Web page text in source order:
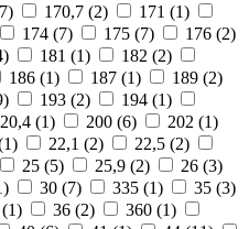
) 170,7 (2) 171 (1)
174 (7) 175 (7) 176 (2)
) 181 (1) 182 (2)
186 (1) 187 (1) 189 (2)
) 193 (2) 194 (1)
20,4 (1) 200 (6) 202 (1)
1) 22,1 (2) 22,5 (2)
25 (5) 25,9 (2) 26 (3)
) 30 (7) 335 (1) 35 (3)
1) 36 (2) 360 (1)